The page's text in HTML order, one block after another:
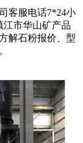
客服电话7*24小
江市华山矿产品
解石粉报价、型